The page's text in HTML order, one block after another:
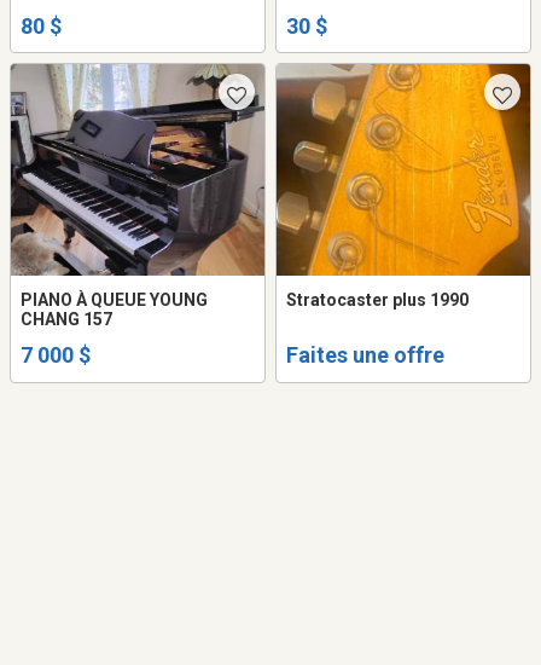
80 $ 30 $
PIANO À QUEUE YOUNG
CHANG 157
7 000 $
Stratocaster plus 1990
Faites une offre